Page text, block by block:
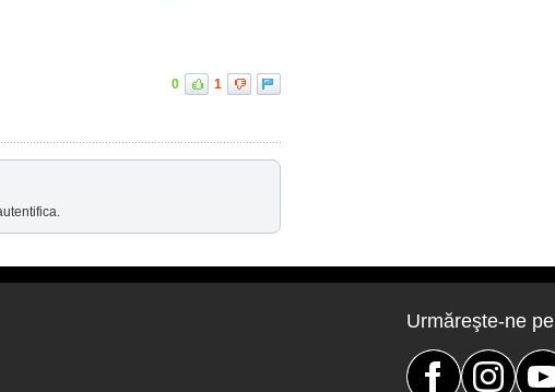
0 1
Urmăreşte-ne pe